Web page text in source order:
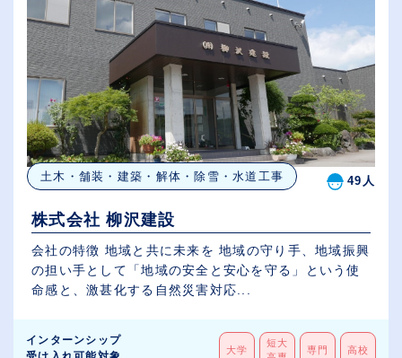
土木・舗装・建築・解体・除雪・水道工事 49人
株式会社 柳沢建設
会社の特徴 地域と共に未来を 地域の守り手、地域振興
の担い手として「地域の安全と安心を守る」という使
命感と、激甚化する自然災害対応...
インターンシップ
大学
短大
専門 高校